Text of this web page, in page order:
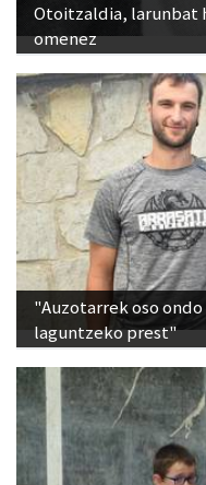
Otoitzaldia, larunbat
omenez
"Auzotarrek oso
laguntzeko prest"